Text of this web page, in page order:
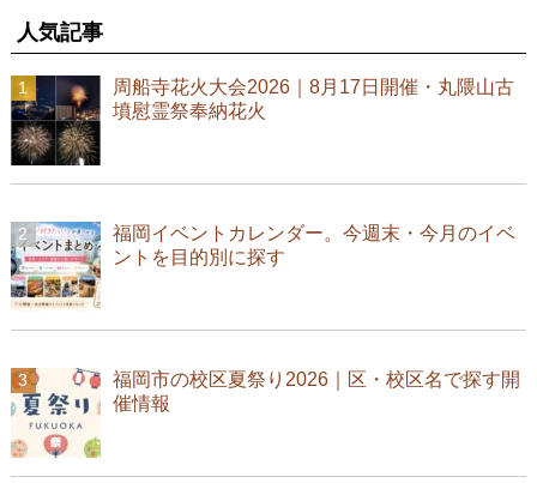
人気記事
周船寺花火大会2026｜8月17日開催・丸隈山古
墳慰霊祭奉納花火
福岡イベントカレンダー。今週末・今月のイベ
ントを目的別に探す
福岡市の校区夏祭り2026｜区・校区名で探す開
催情報